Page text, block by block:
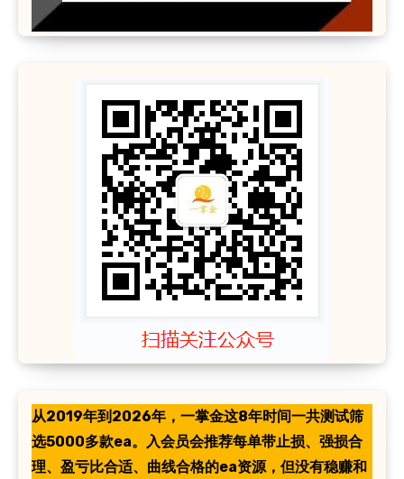
从2019年到2026年，一掌金这8年时间一共测试筛
选5000多款ea。入会员会推荐每单带止损、强损合
理、盈亏比合适、曲线合格的ea资源，但没有稳赚和